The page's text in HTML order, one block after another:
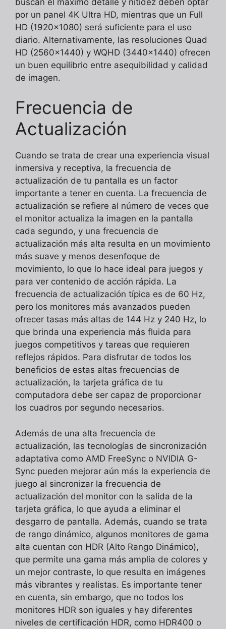
por un panel 4K Ultra HD, mientras que un Full
HD (1920×1080) será suficiente para el uso
diario. Alternativamente, las resoluciones Quad
HD (2560×1440) y WQHD (3440×1440) ofrecen
un buen equilibrio entre asequibilidad y calidad
de imagen.
Frecuencia de
Actualización
Cuando se trata de crear una experiencia visual
inmersiva y receptiva, la frecuencia de
actualización de tu pantalla es un factor
importante a tener en cuenta. La frecuencia de
actualización se refiere al número de veces que
el monitor actualiza la imagen en la pantalla
cada segundo, y una frecuencia de
actualización más alta resulta en un movimiento
más suave y menos desenfoque de
movimiento, lo que lo hace ideal para juegos y
para ver contenido de acción rápida. La
frecuencia de actualización típica es de 60 Hz,
pero los monitores más avanzados pueden
ofrecer tasas más altas de 144 Hz y 240 Hz, lo
que brinda una experiencia más fluida para
juegos competitivos y tareas que requieren
reflejos rápidos. Para disfrutar de todos los
beneficios de estas altas frecuencias de
actualización, la tarjeta gráfica de tu
computadora debe ser capaz de proporcionar
los cuadros por segundo necesarios.
Además de una alta frecuencia de
actualización, las tecnologías de sincronización
adaptativa como AMD FreeSync o NVIDIA G-
Sync pueden mejorar aún más la experiencia de
juego al sincronizar la frecuencia de
actualización del monitor con la salida de la
tarjeta gráfica, lo que ayuda a eliminar el
desgarro de pantalla. Además, cuando se trata
de rango dinámico, algunos monitores de gama
alta cuentan con HDR (Alto Rango Dinámico),
que permite una gama más amplia de colores y
un mejor contraste, lo que resulta en imágenes
más vibrantes y realistas. Es importante tener
en cuenta, sin embargo, que no todos los
monitores HDR son iguales y hay diferentes
niveles de certificación HDR, como HDR400 o